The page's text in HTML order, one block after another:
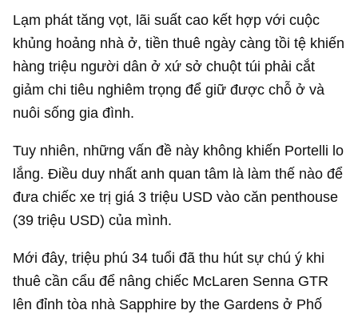
Lạm phát tăng vọt, lãi suất cao kết hợp với cuộc
khủng hoảng nhà ở, tiền thuê ngày càng tồi tệ khiến
hàng triệu người dân ở xứ sở chuột túi phải cắt
giảm chi tiêu nghiêm trọng để giữ được chỗ ở và
nuôi sống gia đình.
Tuy nhiên, những vấn đề này không khiến Portelli lo
lắng. Điều duy nhất anh quan tâm là làm thế nào để
đưa chiếc xe trị giá 3 triệu USD vào căn penthouse
(39 triệu USD) của mình.
Mới đây, triệu phú 34 tuổi đã thu hút sự chú ý khi
thuê cần cẩu để nâng chiếc McLaren Senna GTR
lên đỉnh tòa nhà Sapphire by the Gardens ở Phố